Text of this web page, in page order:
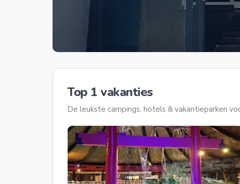
Top 1 vakanties
De leukste campings, hotels & vakantieparken